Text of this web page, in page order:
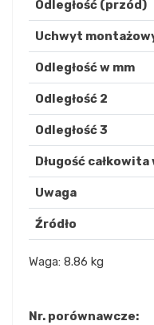
Odległość (przód)
Uchwyt
Odległość w mm
Odległość 2
Odległość 3
Długość całkowita
Uwaga
Źródło
Waga: 8.86 kg
Nr. porównawcze: